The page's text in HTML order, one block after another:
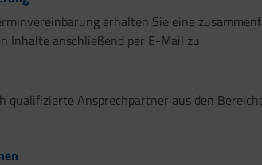
erhalten Sie eine
Inhalte anschließend per E-Mail zu.
qualifizierte Ansprechpartner aus den